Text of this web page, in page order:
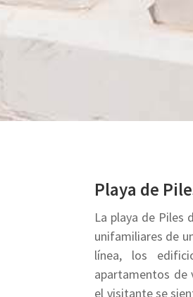
Playa de
La playa de Piles
unifamiliares de
línea, los
apartamentos de
el visitante se